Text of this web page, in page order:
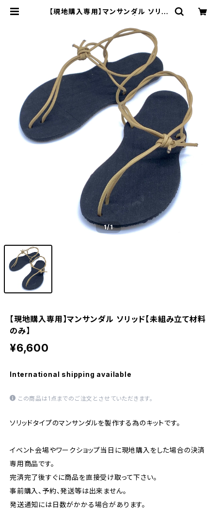
【現地購入専用】マンサンダル ソリッ
ダル®︎ワークショップ公式BASEショ
ップ
1/1
【現地購入専用】マンサンダル ソリッド【未組み立て材料
のみ】
¥6,600
International shipping available
この商品は1点までのご注文とさせていただきます。
ソリッドタイプのマンサンダルを製作する為のキットです。
イベント会場やワークショップ当日に現地購入をした場合の決済
専用商品です。
完済完了後すぐに商品を直接受け取って下さい。
事前購入、予約、発送等は出来ません。
発送通知には日数がかかる場合があります。